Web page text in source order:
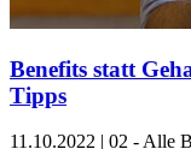
Benefits statt
Tipps
11.10.2022 02 - Alle